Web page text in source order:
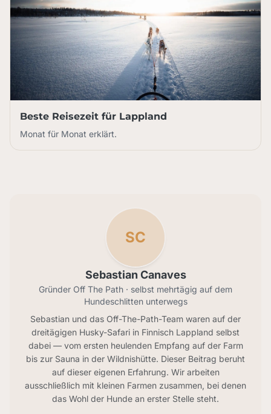
Beste Reisezeit für Lappland
Monat für Monat erklärt.
SC
Sebastian Canaves
Gründer Off The Path · selbst mehrtägig auf dem
Hundeschlitten unterwegs
Sebastian und das Off-The-Path-Team waren auf der
dreitägigen Husky-Safari in Finnisch Lappland selbst
dabei — vom ersten heulenden Empfang auf der Farm
bis zur Sauna in der Wildnishütte. Dieser Beitrag beruht
auf dieser eigenen Erfahrung. Wir arbeiten
ausschließlich mit kleinen Farmen zusammen, bei denen
das Wohl der Hunde an erster Stelle steht.